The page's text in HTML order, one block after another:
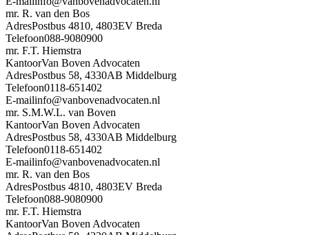
mr. R. van den Bos
AdresPostbus 4810, 4803EV Breda
Telefoon088-9080900
mr. F.T. Hiemstra
KantoorVan Boven Advocaten
AdresPostbus 58, 4330AB Middelburg
Telefoon0118-651402
E-mailinfo@vanbovenadvocaten.nl
mr. S.M.W.L. van Boven
KantoorVan Boven Advocaten
AdresPostbus 58, 4330AB Middelburg
Telefoon0118-651402
E-mailinfo@vanbovenadvocaten.nl
mr. R. van den Bos
AdresPostbus 4810, 4803EV Breda
Telefoon088-9080900
mr. F.T. Hiemstra
KantoorVan Boven Advocaten